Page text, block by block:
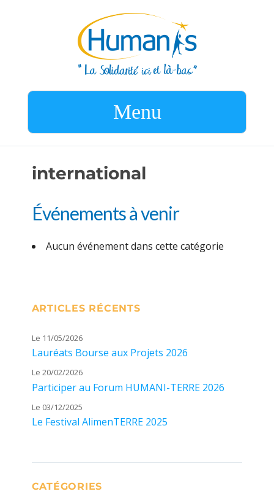
Menu
international
Événements à venir
Aucun événement dans cette catégorie
ARTICLES RÉCENTS
Le 11/05/2026
Lauréats Bourse aux Projets 2026
Le 20/02/2026
Participer au Forum HUMANI-TERRE 2026
Le 03/12/2025
Le Festival AlimenTERRE 2025
CATÉGORIES